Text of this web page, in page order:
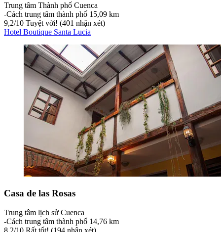
Trung tâm Thành phố Cuenca
‐Cách trung tâm thành phố 15,09 km
9,2/10 Tuyệt vời! (401 nhận xét)
Hotel Boutique Santa Lucia
Casa de las Rosas
Trung tâm lịch sử Cuenca
‐Cách trung tâm thành phố 14,76 km
8,2/10 Rất tốt! (194 nhận xét)